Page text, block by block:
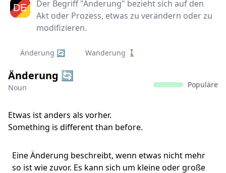
Der Begriff "Änderung" bezieht sich auf den
Akt oder Prozess, etwas zu verändern oder zu
modifizieren.
Änderung 🔄 Wanderung 🚶
Änderung 🔄
Noun Populäre
Etwas ist anders als vorher.
Something is different than before.
Eine Änderung beschreibt, wenn etwas nicht mehr
so ist wie zuvor. Es kann sich um kleine oder große